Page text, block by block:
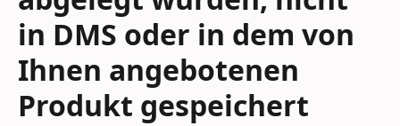
in DMS oder in dem von
Ihnen angebotenen
Produkt gespeichert